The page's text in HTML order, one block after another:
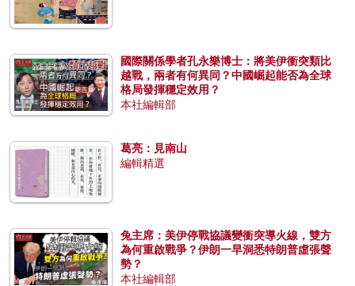
國際關係學者孔永樂博士：將美伊衝突類比
越戰，兩者有何異同？中國崛起能否為全球
格局發揮穩定效用？
本社編輯部
葛亮：見南山
編輯精選
兔主席：美伊停戰協議變衝突導火線，雙方
為何重啟戰爭？伊朗一早洞悉特朗普虛張聲
勢？
本社編輯部